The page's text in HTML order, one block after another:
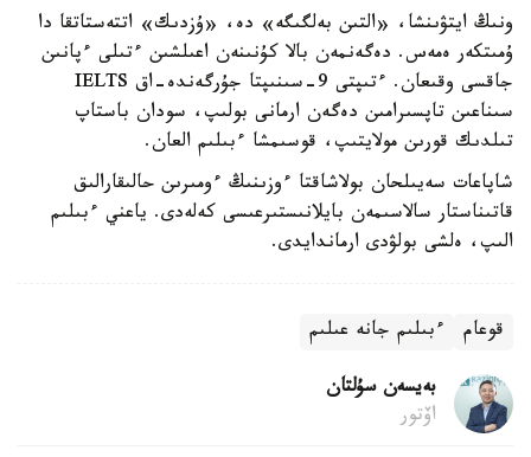
ونىڭ ايتۋىنشا، «التىن بەلگىگە» دە، «ۇزدىك» اتتەستاتقا دا
ۇمىتكەر ەمەس. دەگەنمەن بالا كۇنىنەن اعىلشىن ءتىلى ءپانىن
جاقسى وقىعان. ءتىپتى 9-سىنىپتا جۇرگەندە-اق IELTS
سىناعىن تاپسىرامىن دەگەن ارمانى بولىپ، سودان باستاپ
تىلدىك قورىن مولايتىپ، قوسىمشا ءبىلىم العان.
شاپاعات سەيىلحان بولاشاقتا ءوزىنىڭ ءومىرىن حالىقارالىق
قاتىناستار سالاسىمەن بايلانىستىرعىسى كەلەدى. ياعني ءبىلىم
الىپ، ەلشى بولۋدى ارماندايدى.
قوعام ءبىلىم جانە عىلىم
بەيسەن سۇلتان
اۆتور